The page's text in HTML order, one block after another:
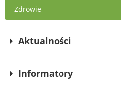
Zdrowie
Aktualności
Informatory